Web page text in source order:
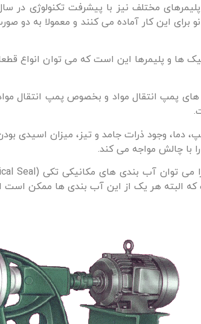
پلیمرهای مختلف نیز با پیشرفت
برای این کار آماده می کنند و معمولا
ها و پلیمرها این است که می توان انواع
های پمپ انتقال مواد و بخصوص پمپ انتقال
دما، وجود ذرات جامد و تیز، میزان اسیدی
با چالش مواجه می کند.